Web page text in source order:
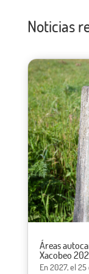
Noticias
Áreas
Xacobeo
En 2027, el